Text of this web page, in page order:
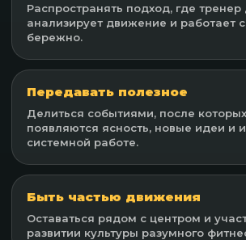
Распространять подход, где тренер
анализирует движение и работает
бережно.
Передавать полезное
Делиться событиями, после
появляются ясность, новые идеи и
системной работе.
Быть частью движения
Оставаться рядом с центром и
развитии культуры разумного